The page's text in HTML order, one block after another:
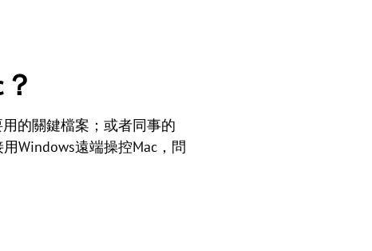
的關鍵檔案；或者同事的
Windows遠端操控Mac，問